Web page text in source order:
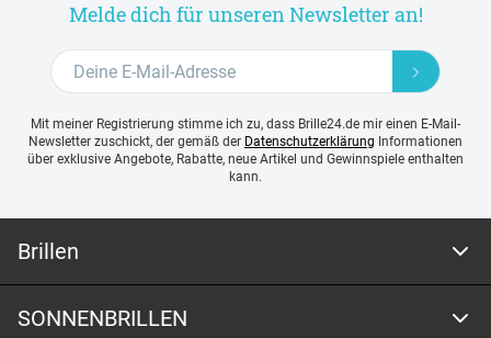
Melde dich für unseren Newsletter an!
Mit meiner Registrierung stimme ich zu, dass Brille24.de mir einen E-Mail-
Newsletter zuschickt, der gemäß der Datenschutzerklärung Informationen
über exklusive Angebote, Rabatte, neue Artikel und Gewinnspiele enthalten
kann.
Brillen
SONNENBRILLEN